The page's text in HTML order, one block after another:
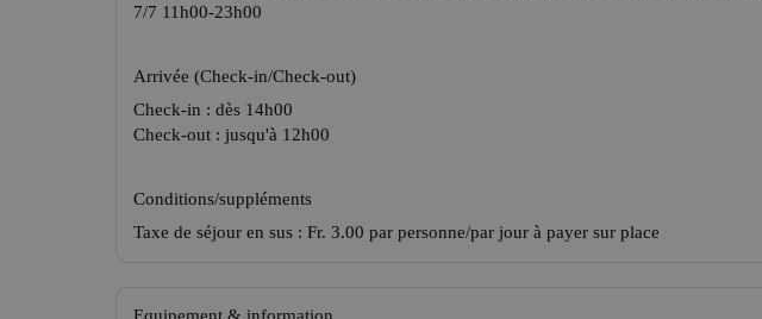
7/7 11h00-23h00
Arrivée (Check-in/Check-out)
Check-in : dès 14h00
Check-out : jusqu'à 12h00
Conditions/suppléments
Taxe de séjour en sus : Fr. 3.00 par personne/par jour à payer sur place
Equipement & information